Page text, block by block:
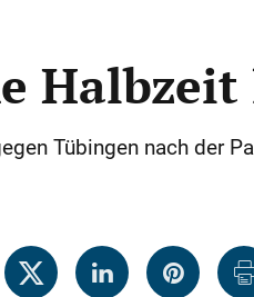
Halbzeit
Tübingen nach der